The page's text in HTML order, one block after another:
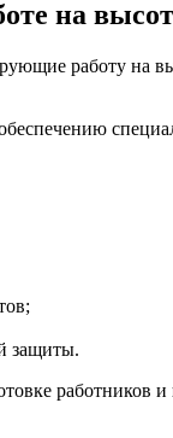
на
работу на
защиты.
работников